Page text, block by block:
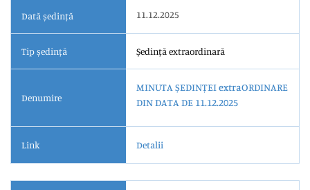
Dată ședință 11.12.2025
Tip ședință Ședință extraordinară
Denumire
MINUTA ȘEDINȚEI extraORDINARE
DIN DATA DE 11.12.2025
Link Detalii